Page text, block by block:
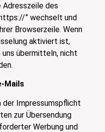
Adresszeile des
” wechselt und
Browserzeile. Wenn
aktiviert ist,
uns übermitteln, nicht
Mails
der Impressumspflicht
zur Übersendung
Werbung und